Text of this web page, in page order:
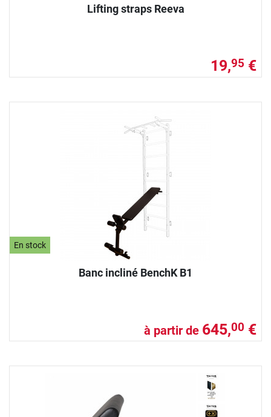
Lifting straps Reeva
19,95 €
En stock
Banc incliné BenchK B1
à partir de 645,00 €